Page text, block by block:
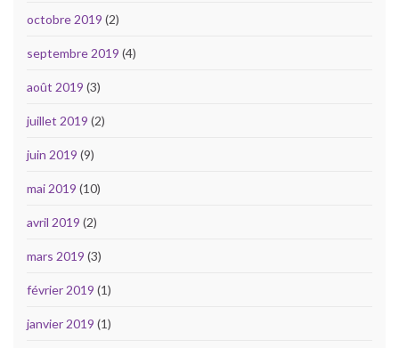
octobre 2019 (2)
septembre 2019 (4)
août 2019 (3)
juillet 2019 (2)
juin 2019 (9)
mai 2019 (10)
avril 2019 (2)
mars 2019 (3)
février 2019 (1)
janvier 2019 (1)